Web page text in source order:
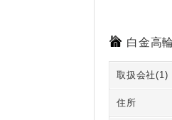
白金高
取扱会社(1)
住所